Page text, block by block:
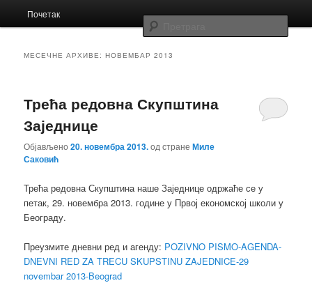
Заједница
изборник
Скочи
садржај
Скочи
садржај
Почетак
МЕСЕЧНЕ АРХИВЕ:НОВЕМБАР 2013
Трећа редовна Скупштина
Заједнице
Објављено20. новембра 2013.од странеМиле
Саковић
Трећа редовна Скупштина наше Заједнице одржаће се у
петак, 29. новембра 2013. године у Првој економској школи у
Београду.
Преузмите дневни ред и агенду: POZIVNO PISMO-AGENDA-
DNEVNI RED ZA TRECU SKUPSTINU ZAJEDNICE-29
novembar 2013-Beograd